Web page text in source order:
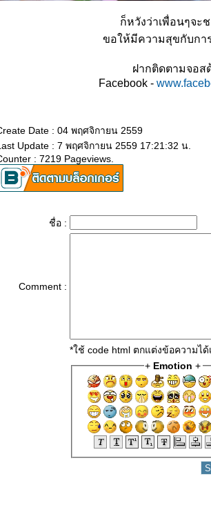
ก็หวังว่าเพื่อนๆจะ
ขอให้มีความสุขกับกา
ฝากติดตามจอส
Facebook -
Date : 04 พฤศจิกายน 2559
Update : 7 พฤศจิกายน 2559 17:21:32 น.
: 7219 Pageviews.
ชื่อ :
Comment :
*ใช้ code html ตกแต่งข้อความไ
+ Emotion +